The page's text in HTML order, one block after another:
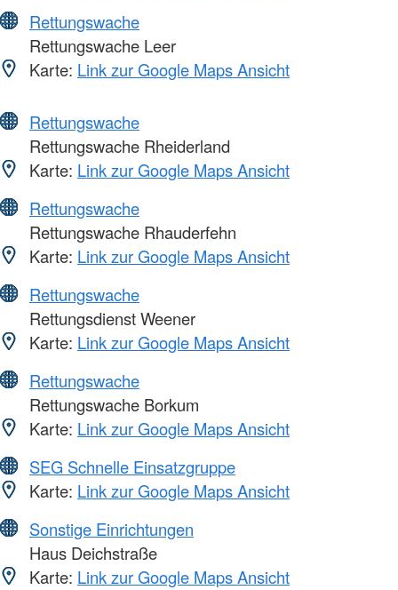
Rettungswache
Rettungswache Leer
Karte: Link zur Google Maps Ansicht
Rettungswache
Rettungswache Rheiderland
Karte: Link zur Google Maps Ansicht
Rettungswache
Rettungswache Rhauderfehn
Karte: Link zur Google Maps Ansicht
Rettungswache
Rettungsdienst Weener
Karte: Link zur Google Maps Ansicht
Rettungswache
Rettungswache Borkum
Karte: Link zur Google Maps Ansicht
SEG Schnelle Einsatzgruppe
Karte: Link zur Google Maps Ansicht
Sonstige Einrichtungen
Haus Deichstraße
Karte: Link zur Google Maps Ansicht